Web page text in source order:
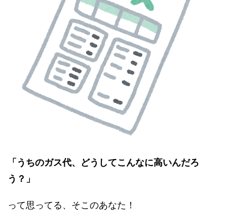
「うちのガス代、どうしてこんなに高いんだろ
う？」
って思ってる、そこのあなた！